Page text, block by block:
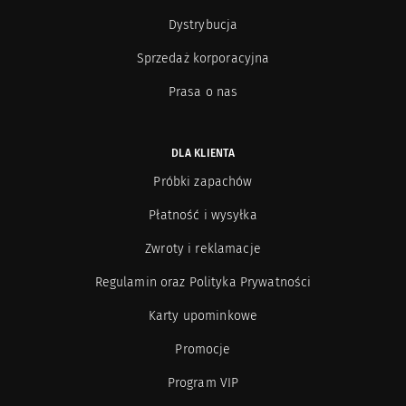
Dystrybucja
Sprzedaż korporacyjna
Prasa o nas
DLA KLIENTA
Próbki zapachów
Płatność i wysyłka
Zwroty i reklamacje
Regulamin oraz Polityka Prywatności
Karty upominkowe
Promocje
Program VIP